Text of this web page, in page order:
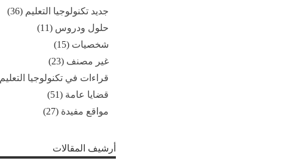
جديد تكنولوجيا التعليم (36)
حلول ودروس (11)
شخصيات (15)
غير مصنف (23)
قراءات في تكنولوجيا التعليم
قضايا عامة (51)
مواقع مفيدة (27)
أرشيف المقالات